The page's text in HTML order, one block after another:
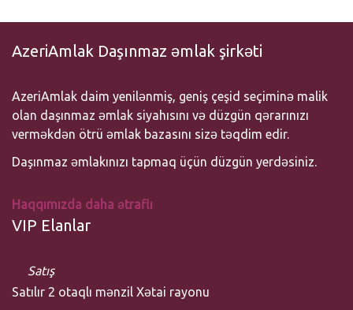
AzeriAmlak Daşınmaz əmlak şirkəti
AzeriAmlak daim yenilənmiş, geniş çeşid seçiminə malik
olan daşınmaz əmlak siyahısını və düzgün qərarınızı
verməkdən ötrü əmlak bazasını sizə təqdim edir.
Daşınmaz əmlakınızı tapmaq üçün düzgün yerdəsiniz.
Haqqımızda daha ətraflı
VIP Elanlar
Satış
Satılır 2 otaqlı mənzil Xətai rayonu